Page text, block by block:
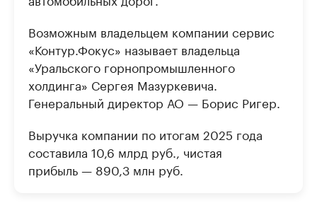
Возможным владельцем компании сервис
«Контур.Фокус» называет владельца
«Уральского горнопромышленного
холдинга» Сергея Мазуркевича.
Генеральный директор АО — Борис Ригер.
Выручка компании по итогам 2025 года
составила 10,6 млрд руб., чистая
прибыль — 890,3 млн руб.